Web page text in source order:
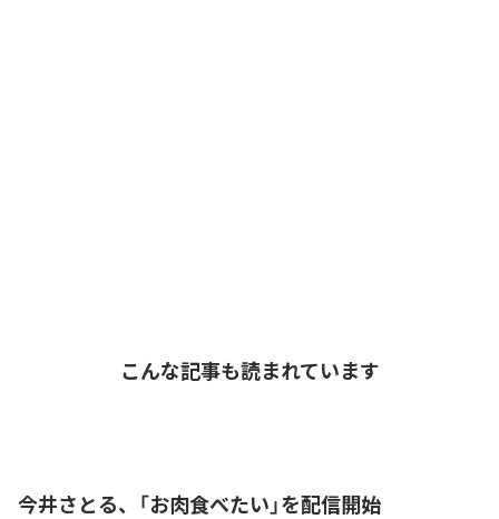
こんな記事も読まれています
今井さとる、「お肉食べたい」を配信開始